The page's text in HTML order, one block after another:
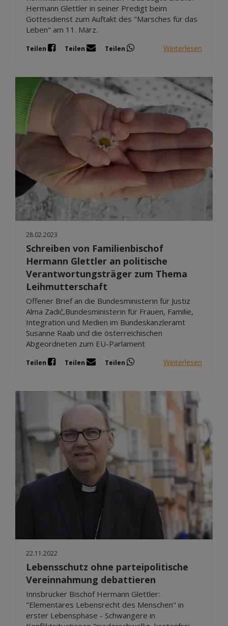
Hermann Glettler in seiner Predigt beim
Gottesdienst zum Auftakt des "Marsches für das
Leben" am 11. März.
Teilen Teilen Teilen Weiterlesen
28.02.2023
Schreiben von Familienbischof
Hermann Glettler an politische
Verantwortungsträger zum Thema
Leihmutterschaft
Offener Brief an die Bundesministerin für Justiz
Alma Zadić,Bundesministerin für Frauen, Familie,
Integration und Medien im Bundeskanzleramt
Susanne Raab und die österreichischen
Abgeordneten zum EU-Parlament
Teilen Teilen Teilen Weiterlesen
22.11.2022
Lebensschutz ohne parteipolitische
Vereinnahmung debattieren
Innsbrucker Bischof Hermann Glettler:
"Elementares Lebensrecht des Menschen" in
erster Lebensphase - Schwangere in